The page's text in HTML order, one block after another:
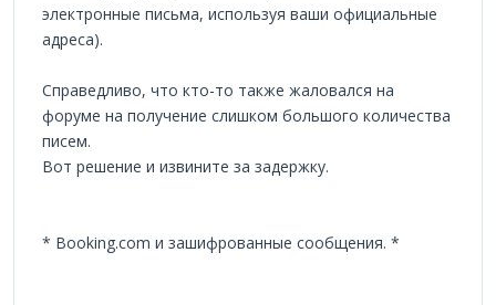
электронные письма, используя ваши официальные
адреса).
Справедливо, что кто-то также жаловался на
форуме на получение слишком большого количества
писем.
Вот решение и извините за задержку.
* Booking.com и зашифрованные сообщения. *